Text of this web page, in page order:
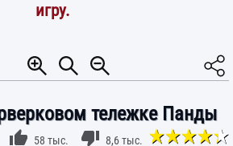
игру.
тележке Панды
58 тыс. 8,6 тыс.